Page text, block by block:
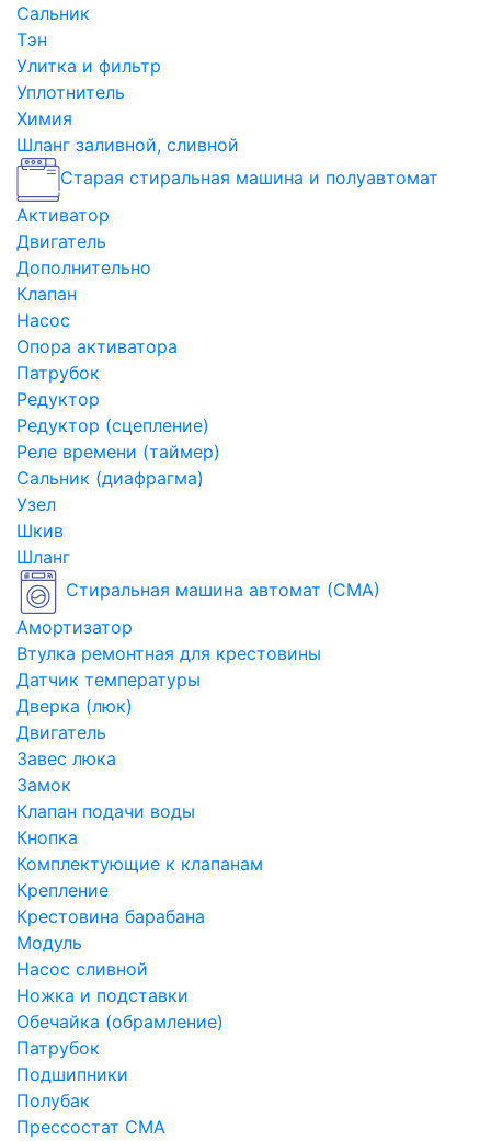
Сальник
Тэн
Улитка и фильтр
Уплотнитель
Химия
Шланг заливной, сливной
Старая стиральная машина и полуавтомат
Активатор
Двигатель
Дополнительно
Клапан
Насос
Опора активатора
Патрубок
Редуктор
Редуктор (сцепление)
Реле времени (таймер)
Сальник (диафрагма)
Узел
Шкив
Шланг
Стиральная машина автомат (СМА)
Амортизатор
Втулка ремонтная для крестовины
Датчик температуры
Дверка (люк)
Двигатель
Завес люка
Замок
Клапан подачи воды
Кнопка
Комплектующие к клапанам
Крепление
Крестовина барабана
Модуль
Насос сливной
Ножка и подставки
Обечайка (обрамление)
Патрубок
Подшипники
Полубак
Прессостат СМА